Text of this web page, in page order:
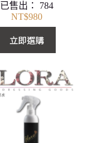
已售出： 784
NT$980
立即選購